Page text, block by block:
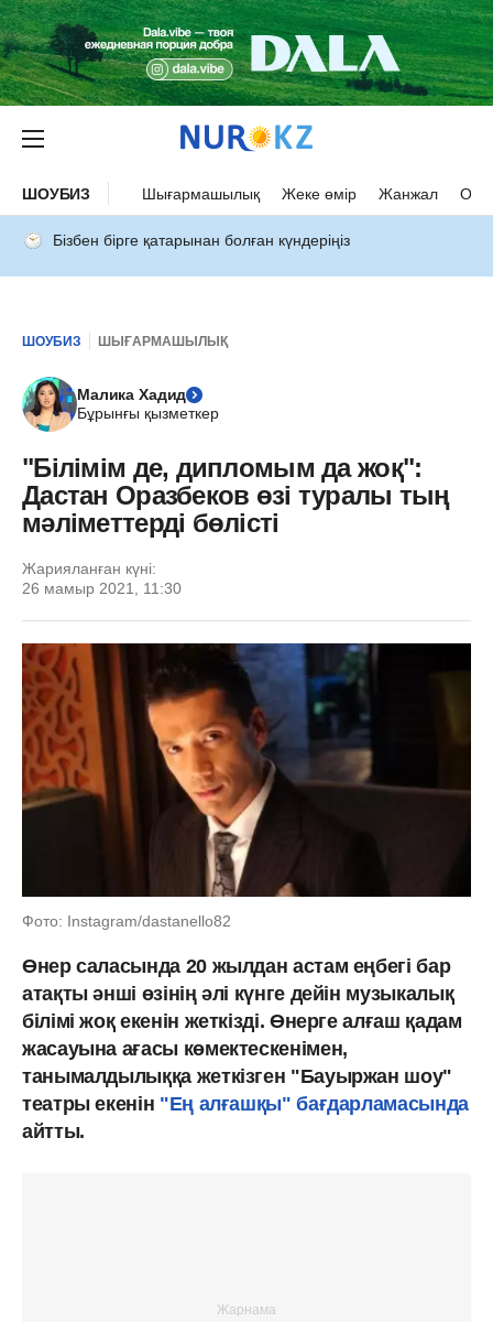
ШОУБИЗ Шығармашылық Жеке өмір Жанжал
Бізбен бірге қатарынан болған күндеріңіз
ШОУБИЗ ШЫҒАРМАШЫЛЫҚ
Малика Хадид
Бұрынғы қызметкер
"Білімім де, дипломым да жоқ":
Дастан Оразбеков өзі туралы тың
мәліметтерді бөлісті
Жарияланған күні:
26 мамыр 2021, 11:30
Фото: Instagram/dastanello82
Өнер саласында 20 жылдан астам еңбегі бар
атақты әнші өзінің әлі күнге дейін музыкалық
білімі жоқ екенін жеткізді. Өнерге алғаш қадам
жасауына ағасы көмектескенімен,
танымалдылыққа жеткізген "Бауыржан шоу"
театры екенін "Ең алғашқы" бағдарламасында
айтты.